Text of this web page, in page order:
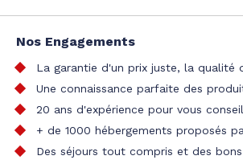
Nos Engagements
La garantie d'un prix juste, la qualité
Une connaissance parfaite des
20 ans d'expérience pour vous
+ de 1000 hébergements proposés
Des séjours tout compris et des